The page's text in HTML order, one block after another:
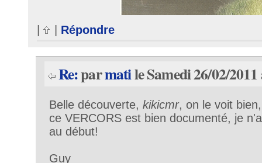
| | Répondre
Re:parmatile Samedi 26/02/2011
Belle découverte, kikicmr, on le voit
ce VERCORS est bien documenté, je
au début!
Guy